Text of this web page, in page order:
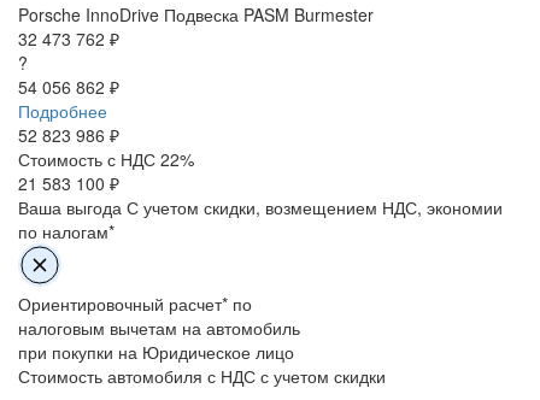
Porsche InnoDrive Подвеска PASM Burmester
32 473 762 ₽
?
54 056 862 ₽
Подробнее
52 823 986 ₽
Стоимость с НДС 22%
21 583 100 ₽
Ваша выгода С учетом скидки, возмещением НДС, экономии
по налогам*
Ориентировочный расчет* по
налоговым вычетам на автомобиль
при покупки на Юридическое лицо
Стоимость автомобиля с НДС с учетом скидки